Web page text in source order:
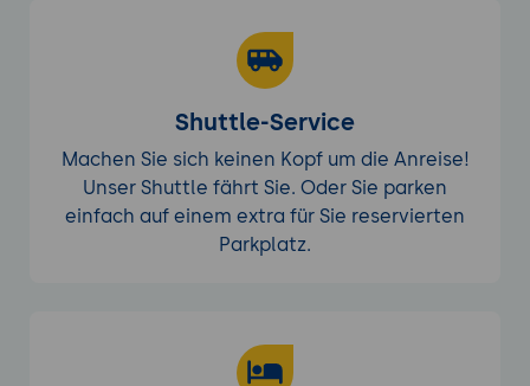
Shuttle-Service
Machen Sie sich keinen Kopf um die Anreise!
Unser Shuttle fährt Sie. Oder Sie parken
einfach auf einem extra für Sie reservierten
Parkplatz.